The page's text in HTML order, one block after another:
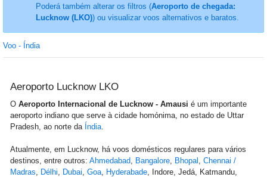
Poderá também alterar os filtros (Aeroporto de chegada:
Lucknow (LKO)) ou visualizar voos alternativos e baratos.
Voo - Índia
Aeroporto Lucknow LKO
O Aeroporto Internacional de Lucknow - Amausi é um importante
aeroporto indiano que serve à cidade homónima, no estado de Uttar
Pradesh, ao norte da Índia.
Atualmente, em Lucknow, há voos domésticos regulares para vários
destinos, entre outros: Ahmedabad, Bangalore, Bhopal , Chennai /
Madras, Délhi, Dubai, Goa, Hyderabade, Indore, Jedá, Katmandu,